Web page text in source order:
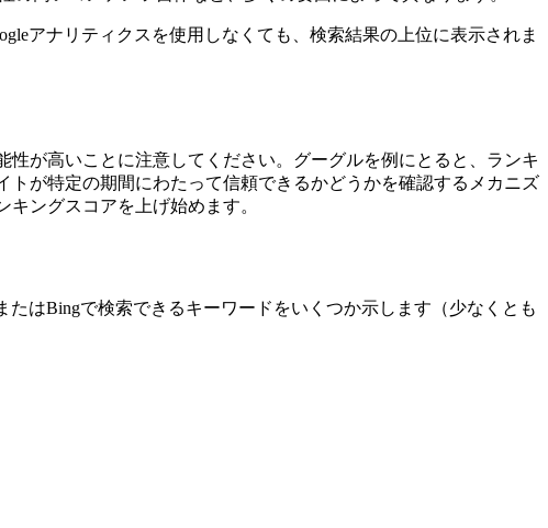
主に構造化メタデータの最適な使用法、クリーンで高速なHTML
高いコンテンツ自体など、多くの要因によって異なります。
アナリティクスを使用しなくても、検索結果の上位に表示されま
が高いことに注意してください。グーグルを例にとると、ランキ
が特定の期間にわたって信頼できるかどうかを確認するメカニズ
ングスコアを上げ始めます。
はBingで検索できるキーワードをいくつか示します（少なくとも